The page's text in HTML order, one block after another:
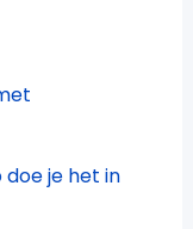
je het in